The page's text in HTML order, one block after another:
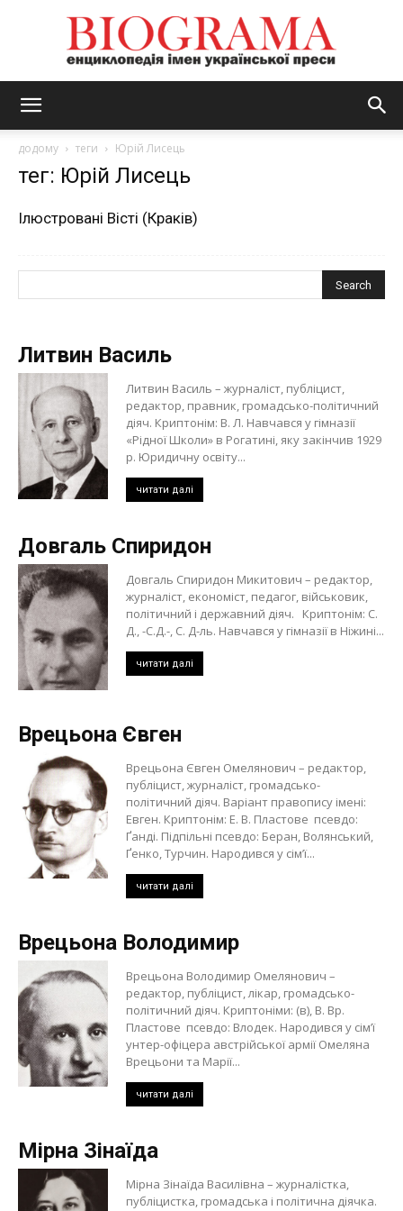
додому теги Юрій Лисець
тег: Юрій Лисець
Ілюстровані Вісті (Краків)
Литвин Василь
Литвин Василь – журналіст, публіцист,
редактор, правник, громадсько-політичний
діяч. Криптонім: В. Л. Навчався у гімназії
«Рідної Школи» в Рогатині, яку закінчив 1929
р. Юридичну освіту...
читати далі
Довгаль Спиридон
Довгаль Спиридон Микитович – редактор,
журналіст, економіст, педагог, військовик,
політичний і державний діяч. Криптонім: С.
Д., -С.Д.-, С. Д-ль. Навчався у гімназії в Ніжині...
читати далі
Врецьона Євген
Врецьона Євген Омелянович – редактор,
публіцист, журналіст, громадсько-
політичний діяч. Варіант правопису імені:
Евген. Криптонім: Е. В. Пластове псевдо:
Ґанді. Підпільні псевдо: Беран, Волянський,
Ґенко, Турчин. Народився у сім’ї...
читати далі
Врецьона Володимир
Врецьона Володимир Омелянович –
редактор, публіцист, лікар, громадсько-
політичний діяч. Криптоніми: (в), В. Вр.
Пластове псевдо: Влодек. Народився у сім’ї
унтер-офіцера австрійської армії Омеляна
Врецьони та Марії...
читати далі
Мірна Зінаїда
Мірна Зінаїда Василівна – журналістка,
публіцистка, громадська і політична діячка.